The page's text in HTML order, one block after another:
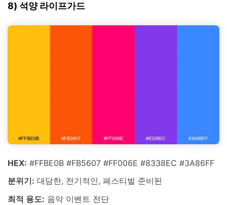
8) 석양 라이프가드
HEX: #FFBE0B #FB5607 #FF006E #8338EC #3A86FF
분위기: 대담한, 전기적인, 페스티벌 준비된
최적 용도: 음악 이벤트 전단